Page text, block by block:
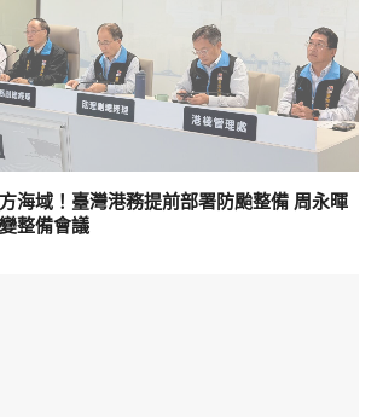
海域！臺灣港務提前部署防颱整備 周永暉
整備會議